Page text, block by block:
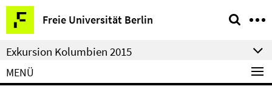
Springe
direkt
zu
Inhalt
Freie Universität Berlin
Service-
Navigation
Exkursion Kolumbien 2015
MENÜ